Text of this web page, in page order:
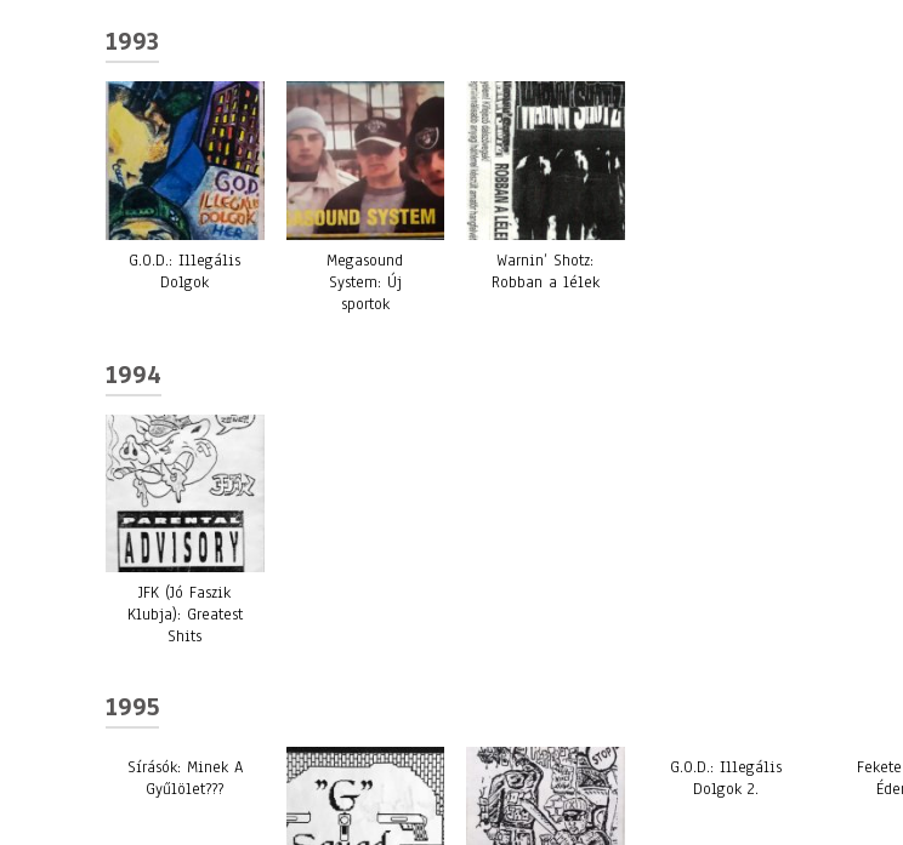
1993
G.O.D.: Illegális
Dolgok
Megasound
System: Új
sportok
Warnin’ Shotz:
Robban a lélek
1994
JFK (Jó Faszik
Klubja): Greatest
Shits
1995
Sírásók: Minek A
Gyűlölet???
G.O.D.: Illegális
Dolgok 2.